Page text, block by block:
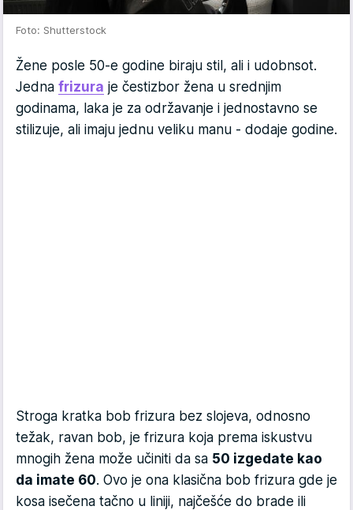
Foto: Shutterstock
Žene posle 50-e godine biraju stil, ali i udobnsot.
Jedna frizura je čestizbor žena u srednjim
godinama, laka je za održavanje i jednostavno se
stilizuje, ali imaju jednu veliku manu - dodaje godine.
Stroga kratka bob frizura bez slojeva, odnosno
težak, ravan bob, je frizura koja prema iskustvu
mnogih žena može učiniti da sa 50 izgedate kao
da imate 60. Ovo je ona klasična bob frizura gde je
kosa isečena tačno u liniji, najčešće do brade ili